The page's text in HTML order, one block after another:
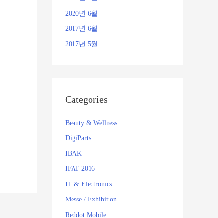
2020년 6월
2017년 6월
2017년 5월
Categories
Beauty & Wellness
DigiParts
IBAK
IFAT 2016
IT & Electronics
Messe / Exhibition
Reddot Mobile